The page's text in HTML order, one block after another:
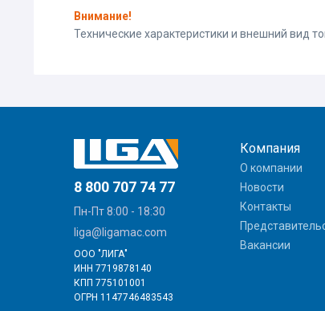
Внимание!
Технические характеристики и внешний вид
8 800 707 74 77
Пн-Пт 8:00 - 18:30
liga@ligamac.com
ООО "ЛИГА"
ИНН 7719878140
КПП 775101001
ОГРН 1147746483543
Компания
О компании
Новости
Контакты
Вакансии